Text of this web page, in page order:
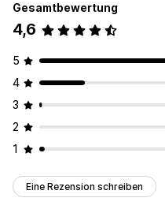
Gesamtbewertung
4,6
5
4
3
2
1
Eine Rezension schreiben